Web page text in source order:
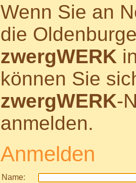
Wenn Sie an
die
zwergWERK
können Sie
zwergWERK-
anmelden.
Anmelden
Name: